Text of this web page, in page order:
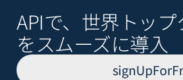
APIで、世界トッ
をスムーズに導入